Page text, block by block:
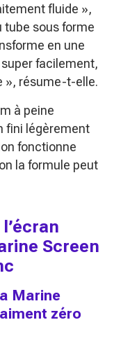
fluide »,
tube sous forme
en une
facilement,
», résume-t-elle.
à peine
fini légèrement
fonctionne
la formule peut
Screen
Marine
zéro